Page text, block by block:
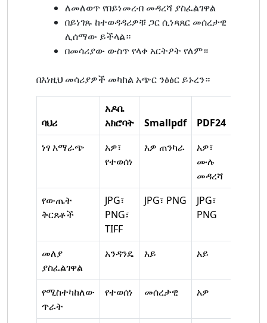
ለመለወጥ የበይነመረብ መዳረሻ ያስፈልገዋል
በይነገጹ ከተወዳዳሪዎቹ ጋር ሲነጻጸር መሰረታዊ
ሊሰማው ይችላል።
በመሳሪያው ውስጥ የላቀ አርትዖት የለም።
በእነዚህ መሳሪያዎች መካከል አጭር ንፅፅር ይኑረን።
ባህሪ
አዶቤ
አክሮባት
Smallpdf
PDF24
ነፃ አማራጭ
አዎ፣
የተወሰነ
አዎ ጠንካራ
አዎ፣
ሙሉ
መዳረሻ
የውጤት
ቅርጸቶች
JPG፣
PNG፣
TIFF
JPG፣ PNG
JPG፣
PNG
መለያ
ያስፈልገዋል
አንዳንዴ አይ አይ
የሚስተካከለው
ጥራት
የተወሰነ መሰረታዊ አዎ